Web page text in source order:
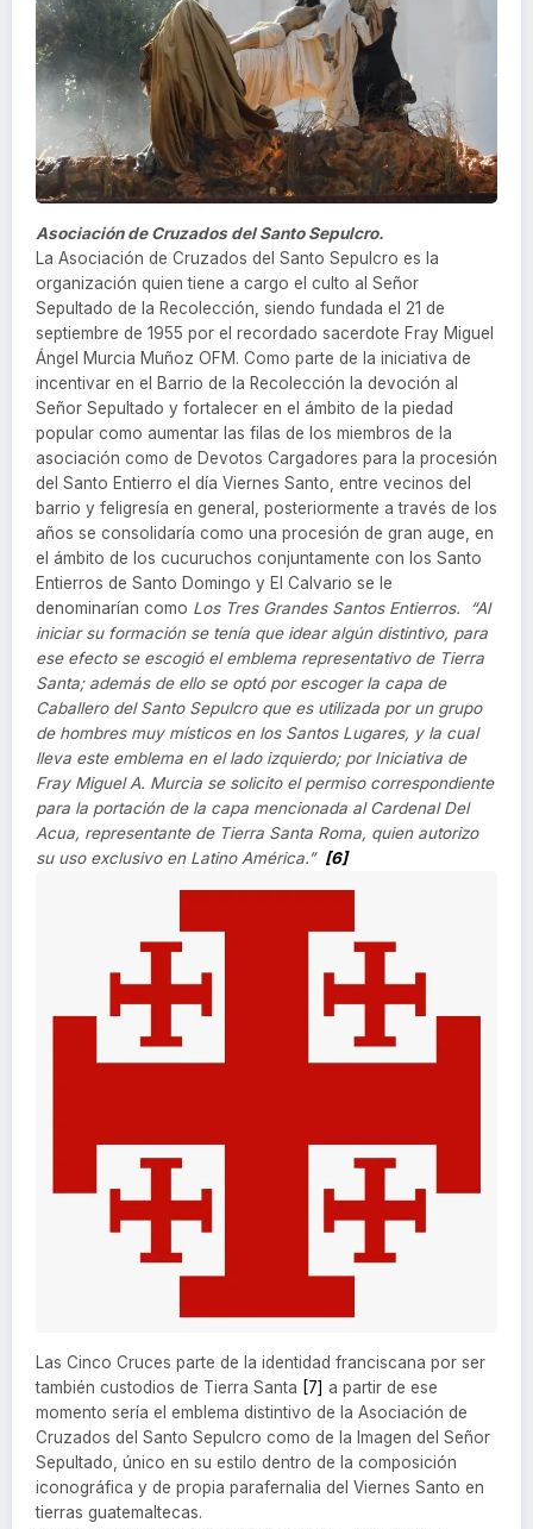
Asociación de Cruzados del Santo Sepulcro.
La Asociación de Cruzados del Santo Sepulcro es la
organización quien tiene a cargo el culto al Señor
Sepultado de la Recolección, siendo fundada el 21 de
septiembre de 1955 por el recordado sacerdote Fray Miguel
Ángel Murcia Muñoz OFM. Como parte de la iniciativa de
incentivar en el Barrio de la Recolección la devoción al
Señor Sepultado y fortalecer en el ámbito de la piedad
popular como aumentar las filas de los miembros de la
asociación como de Devotos Cargadores para la procesión
del Santo Entierro el día Viernes Santo, entre vecinos del
barrio y feligresía en general, posteriormente a través de los
años se consolidaría como una procesión de gran auge, en
el ámbito de los cucuruchos conjuntamente con los Santo
Entierros de Santo Domingo y El Calvario se le
denominarían como Los Tres Grandes Santos Entierros. “Al
iniciar su formación se tenía que idear algún distintivo, para
ese efecto se escogió el emblema representativo de Tierra
Santa; además de ello se optó por escoger la capa de
Caballero del Santo Sepulcro que es utilizada por un grupo
de hombres muy místicos en los Santos Lugares, y la cual
lleva este emblema en el lado izquierdo; por Iniciativa de
Fray Miguel A. Murcia se solicito el permiso correspondiente
para la portación de la capa mencionada al Cardenal Del
Acua, representante de Tierra Santa Roma, quien autorizo
su uso exclusivo en Latino América.” [6]
Las Cinco Cruces parte de la identidad franciscana por ser
también custodios de Tierra Santa [7] a partir de ese
momento sería el emblema distintivo de la Asociación de
Cruzados del Santo Sepulcro como de la Imagen del Señor
Sepultado, único en su estilo dentro de la composición
iconográfica y de propia parafernalia del Viernes Santo en
tierras guatemaltecas.